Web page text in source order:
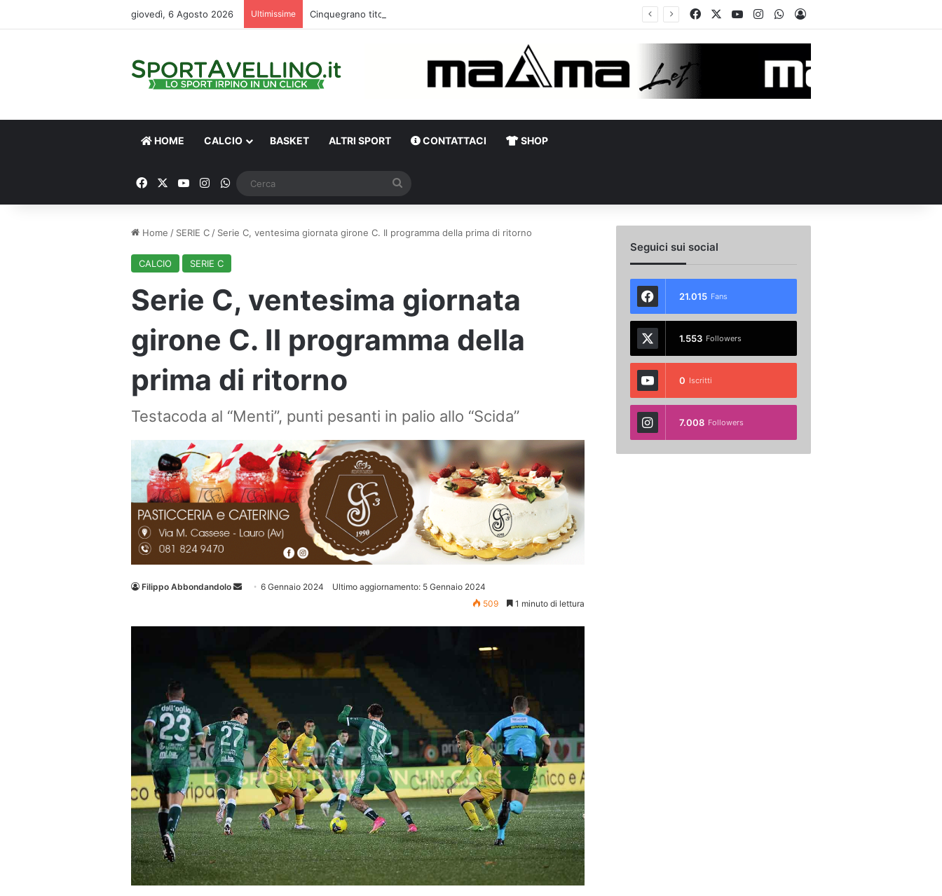
giovedì, 6 Agosto 2026 Ultimissime FacebookYou TubeInstagramWhatsApp
Accedi
HOME CALCIO BASKET ALTRI SPORT CONTATTACI SHOP
FacebookYou TubeInstagram
WhatsApp
Home / SERIE C / Serie C, ventesima giornata girone C. Il programma della prima di ritorno
CALCIO SERIE C
Serie C, ventesima giornata
girone C. Il programma della
prima di ritorno
Testacoda al “Menti”, punti pesanti in palio allo “Scida”
Filippo Abbondandolo
Invia 6 Gennaio 2024
Ultimo aggiornamento: 5 Gennaio 2024
509
1 minuto di lettura
Seguici sui social
21.015 Fans
1.553 Followers
0 Iscritti
7.008 Followers